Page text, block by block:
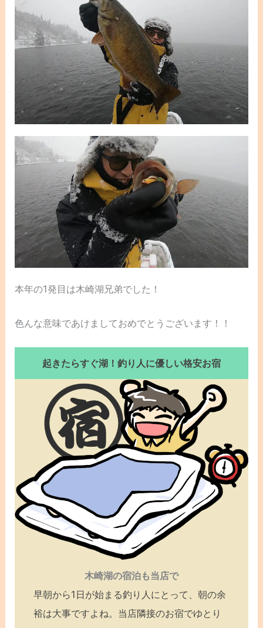
本年の1発目は木崎湖兄弟でした！
色んな意味であけましておめでとうございます！！
起きたらすぐ湖！釣り人に優しい格安お宿
木崎湖の宿泊も当店で
早朝から1日が始まる釣り人にとって、朝の余
裕は大事ですよね。当店隣接のお宿でゆとり